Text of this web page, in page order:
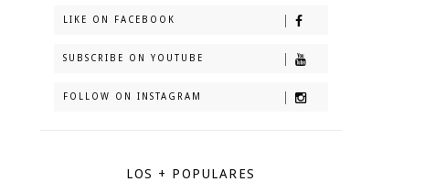
LIKE ON FACEBOOK
SUBSCRIBE ON YOUTUBE
FOLLOW ON INSTAGRAM
LOS + POPULARES